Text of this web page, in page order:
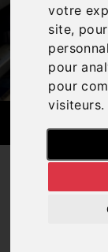
votre
site,
pour
pour
visiteurs.
Nos services